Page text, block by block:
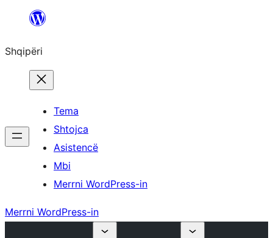
Hidhu
lënda
Shqipëri
Tema
Shtojca
Asistencë
Mbi
Merrni WordPress-in
Merrni WordPress-in